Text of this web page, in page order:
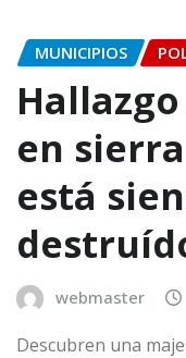
MUNICIPIOS
en
está
webmaster
Descubren una